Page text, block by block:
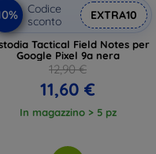
Codice
sconto
EXTRA10
Tactical Field Notes per
Google Pixel 9a nera
12,90 €
11,60 €
In magazzino > 5 pz